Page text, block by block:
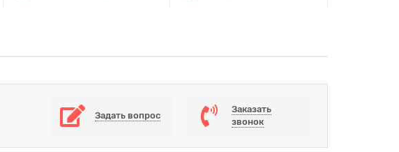
Задать вопрос
Заказать
звонок